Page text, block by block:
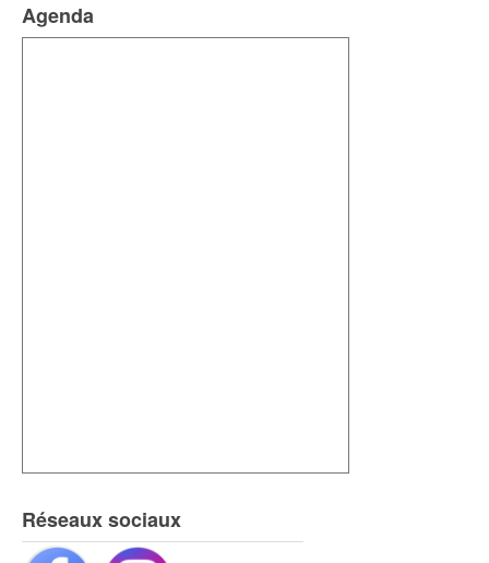
Agenda
Réseaux sociaux